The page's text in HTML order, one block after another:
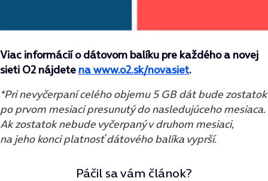
Viac informácií o dátovom balíku pre každého a novej
sieti O2 nájdete na www.o2.sk/novasiet.
*Pri nevyčerpaní celého objemu 5 GB dát bude zostatok
po prvom mesiaci presunutý do nasledujúceho mesiaca.
Ak zostatok nebude vyčerpaný v druhom mesiaci,
na jeho konci platnosť dátového balíka vyprší.
Páčil sa vám článok?